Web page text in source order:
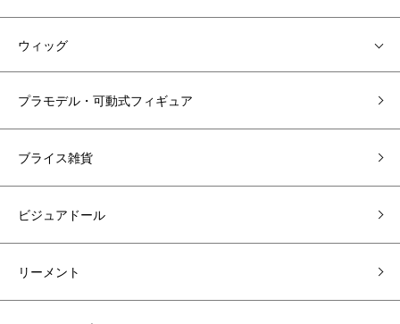
ウィッグ
プラモデル・可動式フィギュア
ブライス雑貨
ビジュアドール
リーメント